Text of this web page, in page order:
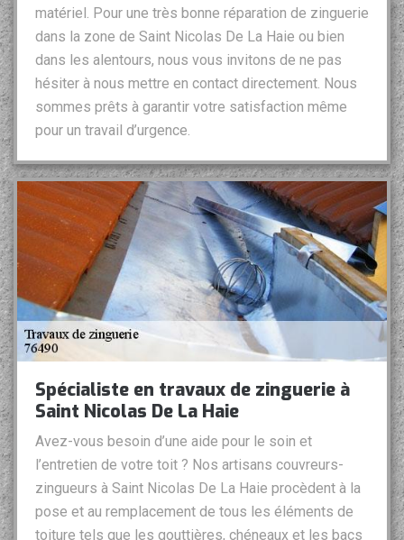
matériel. Pour une très bonne réparation de zinguerie
dans la zone de Saint Nicolas De La Haie ou bien
dans les alentours, nous vous invitons de ne pas
hésiter à nous mettre en contact directement. Nous
sommes prêts à garantir votre satisfaction même
pour un travail d’urgence.
Spécialiste en travaux de zinguerie à
Saint Nicolas De La Haie
Avez-vous besoin d’une aide pour le soin et
l’entretien de votre toit ? Nos artisans couvreurs-
zingueurs à Saint Nicolas De La Haie procèdent à la
pose et au remplacement de tous les éléments de
toiture tels que les gouttières, chéneaux et les bacs